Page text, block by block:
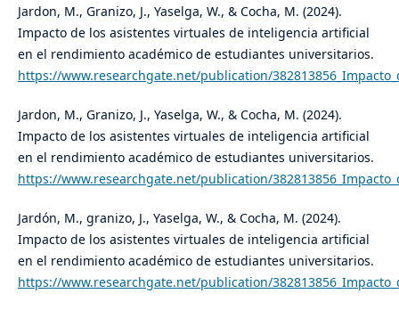
Jardon, M., Granizo, J., Yaselga, W., & Cocha, M. (2024).
Impacto de los asistentes virtuales de inteligencia artificial
en el rendimiento académico de estudiantes universitarios.
https://www.researchgate.net/publication/
Jardon, M., Granizo, J., Yaselga, W., & Cocha, M. (2024).
Impacto de los asistentes virtuales de inteligencia artificial
en el rendimiento académico de estudiantes universitarios.
https://www.researchgate.net/publication/
Jardón, M., granizo, J., Yaselga, W., & Cocha, M. (2024).
Impacto de los asistentes virtuales de inteligencia artificial
en el rendimiento académico de estudiantes universitarios.
https://www.researchgate.net/publication/